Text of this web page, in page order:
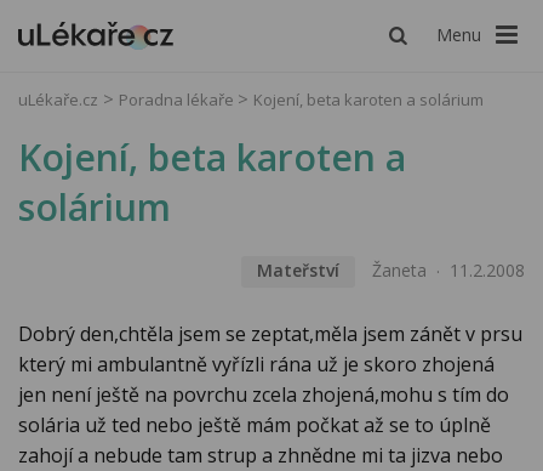
Menu
uLékaře.cz Poradna lékaře Kojení, beta karoten a solárium
Kojení, beta karoten a
solárium
Mateřství Žaneta 11.2.2008
Dobrý den,chtěla jsem se zeptat,měla jsem zánět v prsu
který mi ambulantně vyřízli rána už je skoro zhojená
jen není ještě na povrchu zcela zhojená,mohu s tím do
solária už ted nebo ještě mám počkat až se to úplně
zahojí a nebude tam strup a zhnědne mi ta jizva nebo